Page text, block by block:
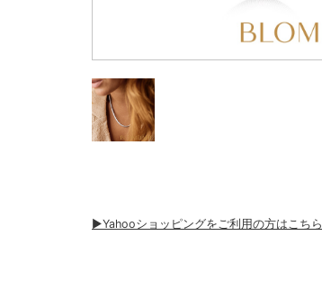
▶︎Yahooショッピングをご利用の方はこちら